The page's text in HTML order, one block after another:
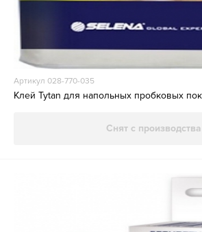
Артикул 028-770-035
Клей Tytan для напольных пробковых
Снят с производства